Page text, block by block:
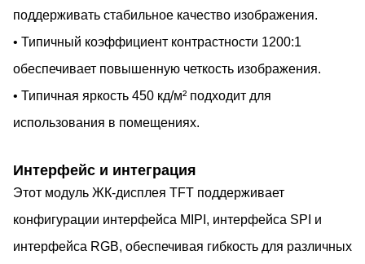
поддерживать стабильное качество изображения.
• Типичный коэффициент контрастности 1200:1
обеспечивает повышенную четкость изображения.
• Типичная яркость 450 кд/м² подходит для
использования в помещениях.
Интерфейс и интеграция
Этот модуль ЖК-дисплея TFT поддерживает
конфигурации интерфейса MIPI, интерфейса SPI и
интерфейса RGB, обеспечивая гибкость для различных